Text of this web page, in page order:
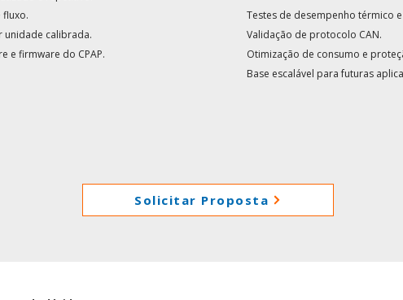
fluxo.
unidade calibrada.
e firmware do CPAP.
Testes de desempenho térmico
Validação de protocolo CAN.
Otimização de consumo e
Base escalável para futuras
Solicitar Proposta